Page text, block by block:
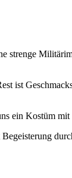
strenge
ist
ein Kostüm